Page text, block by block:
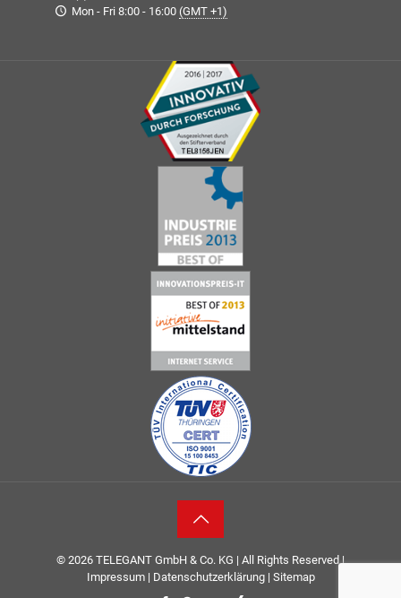
Mon - Fri 8:00 - 16:00 (GMT +1)
© 2026 TELEGANT GmbH & Co. KG | All Rights Reserved |
Impressum| Datenschutzerklärung| Sitemap